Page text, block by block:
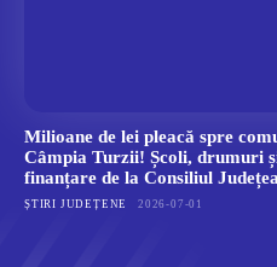
Milioane de lei pleacă spre
Câmpia Turzii! Școli, drumuri
finanțare de la Consiliul
ȘTIRI JUDEȚENE 2026-07-01